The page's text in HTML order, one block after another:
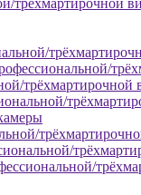
трёхмартирочной
трёхмартирочной